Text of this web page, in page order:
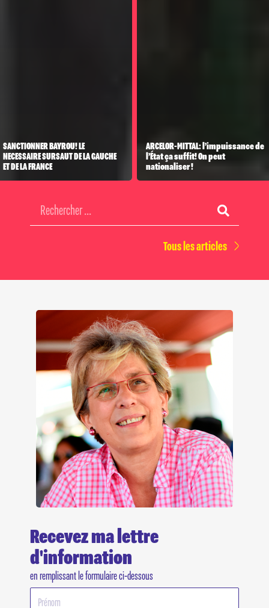
SANCTIONNER BAYROU! LE
NECESSAIRE SURSAUT DE LA GAUCHE
ET DE LA FRANCE
ARCELOR-MITTAL: l’impuissance de
l’État ça suffit! On peut
nationaliser !
Tous les articles
Recevez ma lettre
d'information
en remplissant le formulaire ci-dessous